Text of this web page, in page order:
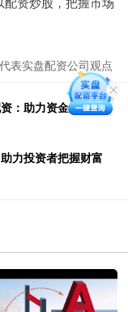
表实盘配资公司观点
：助力资金短缺投
力投资者把握财富